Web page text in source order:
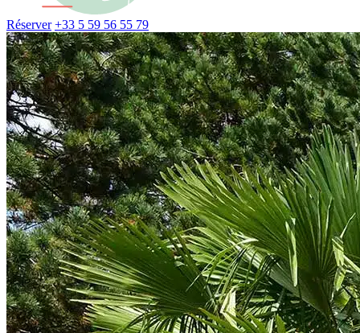
Réserver +33 5 59 56 55 79